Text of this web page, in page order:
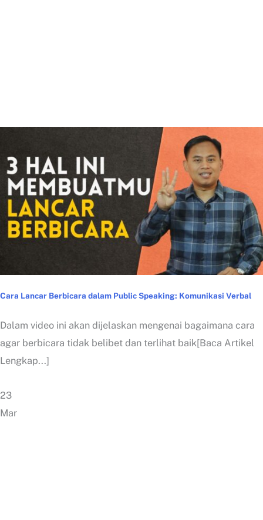
Cara Lancar Berbicara dalam Public Speaking: Komunikasi Verbal
Dalam video ini akan dijelaskan mengenai bagaimana cara
agar berbicara tidak belibet dan terlihat baik[Baca Artikel
Lengkap...]
23
Mar